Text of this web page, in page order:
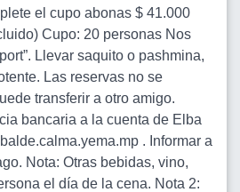
el cupo abonas $ 41.000
Cupo: 20 personas Nos
Llevar saquito o pashmina,
Las reservas no se
transferir a otro amigo.
bancaria a la cuenta de Elba
. Informar a
Nota: Otras bebidas, vino,
el día de la cena. Nota 2: